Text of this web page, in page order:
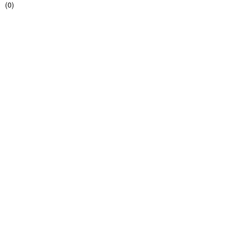
(0)